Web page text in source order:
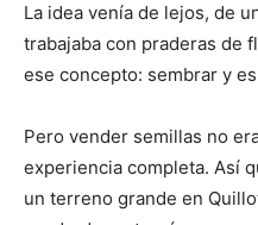
La idea venía de lejos, de
trabajaba con praderas de
ese concepto: sembrar y
Pero vender semillas no
experiencia completa. Así
un terreno grande en